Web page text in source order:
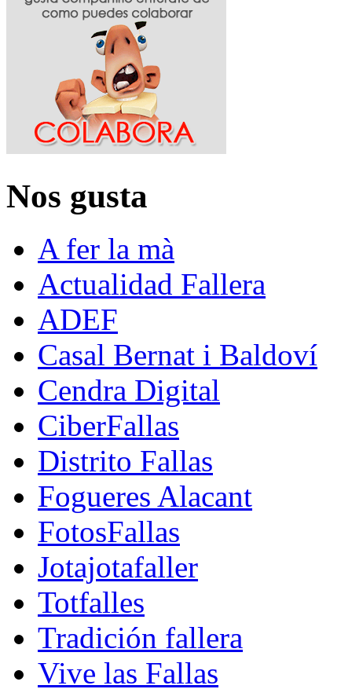
Nos gusta
A fer la mà
Actualidad Fallera
ADEF
Casal Bernat i Baldoví
Cendra Digital
CiberFallas
Distrito Fallas
Fogueres Alacant
FotosFallas
Jotajotafaller
Totfalles
Tradición fallera
Vive las Fallas